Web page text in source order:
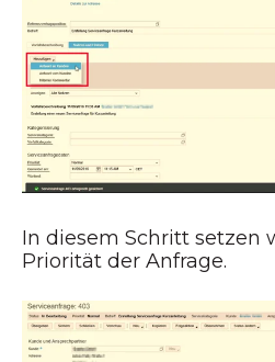
In diesem Schritt setzen
Priorität der Anfrage.